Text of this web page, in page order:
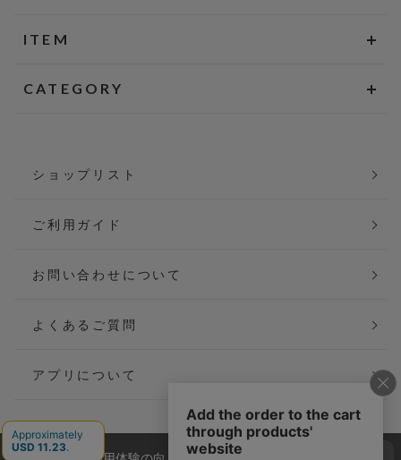
ITEM
CATEGORY
ショップリスト
ご利用ガイド
お問い合わせについて
よくあるご質問
アプリについて